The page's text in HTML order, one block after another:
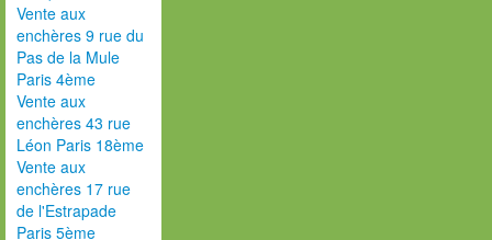
Vente aux
enchères 9 rue du
Pas de la Mule
Paris 4ème
Vente aux
enchères 43 rue
Léon Paris 18ème
Vente aux
enchères 17 rue
de l'Estrapade
Paris 5ème